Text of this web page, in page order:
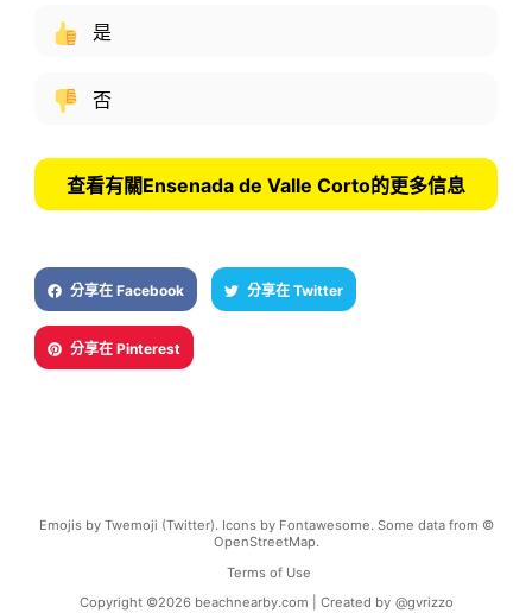
是
否
查看有關Ensenada de Valle Corto的更多信息
分享在 Facebook 分享在 Twitter
分享在 Pinterest
Emojis by Twemoji (Twitter). Icons by Fontawesome. Some data from ©
OpenStreetMap.
Terms of Use
Copyright ©2026 beachnearby.com | Created by @gvrizzo